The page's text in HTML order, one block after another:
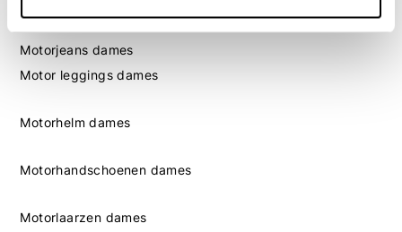
Motorjeans dames
Motor leggings dames
Motorhelm dames
Motorhandschoenen dames
Motorlaarzen dames